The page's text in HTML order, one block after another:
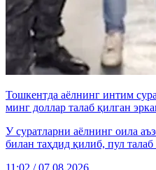
Тошкентда аёлнинг интим
минг доллар талаб қилган
У суратларни аёлнинг оила
билан таҳдид қилиб, пул талаб